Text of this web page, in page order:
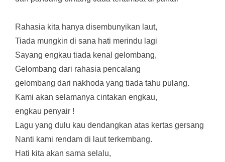
Rahasia kita hanya disembunyikan laut,
Tiada mungkin di sana hati merindu lagi
Sayang engkau tiada kenal gelombang,
Gelombang dari rahasia pencalang
gelombang dari nakhoda yang tiada tahu pulang.
Kami akan selamanya cintakan engkau,
engkau penyair !
Lagu yang dulu kau dendangkan atas kertas gersang
Nanti kami rendam di laut terkembang.
Hati kita akan sama selalu,